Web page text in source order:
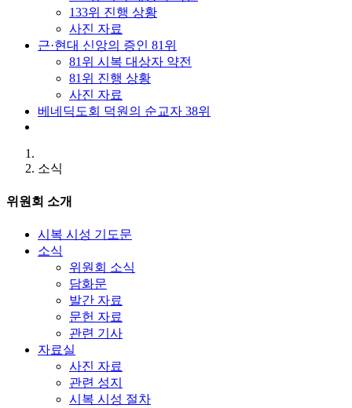
133위 진행 상황
사진 자료
근·현대 신앙의 증인 81위
81위 시복 대상자 약전
81위 진행 상황
사진 자료
베네딕도회 덕원의 순교자 38위
소식
위원회 소개
시복 시성 기도문
소식
위원회 소식
담화문
발간 자료
문헌 자료
관련 기사
자료실
사진 자료
관련 성지
시복 시성 절차